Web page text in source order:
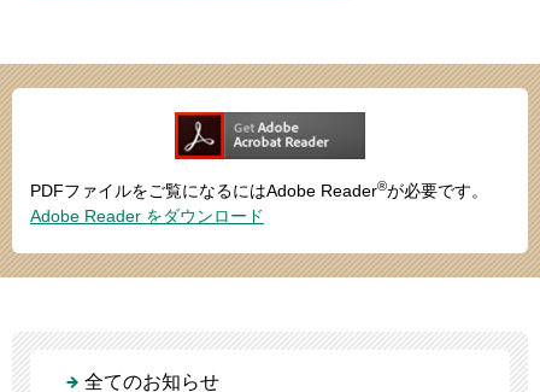
PDFファイルをご覧になるにはAdobe Reader®が必要です。
Adobe Reader をダウンロード
全てのお知らせ